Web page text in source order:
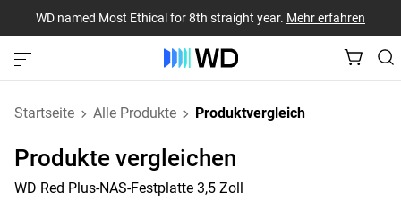
WD named Most Ethical for 8th straight year. Mehr erfahren
Startseite Alle Produkte Produktvergleich
Produkte vergleichen
WD Red Plus-NAS-Festplatte 3,5 Zoll